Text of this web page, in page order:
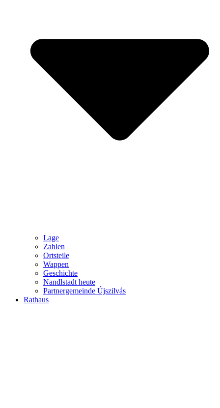
Lage
Zahlen
Ortsteile
Wappen
Geschichte
Nandlstadt heute
Partnergemeinde Újszilvás
Rathaus